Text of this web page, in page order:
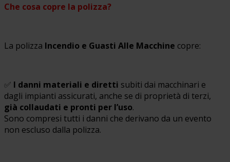
Che cosa copre la polizza?
La polizza Incendio e Guasti Alle Macchine copre:
✅ I danni materiali e diretti subiti dai macchinari e
dagli impianti assicurati, anche se di proprietà di terzi,
già collaudati e pronti per l’uso.
Sono compresi tutti i danni che derivano da un evento
non escluso dalla polizza.